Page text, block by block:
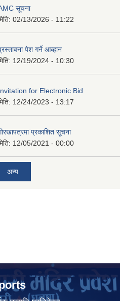
सूचना
02/13/2026 - 11:22
पेश गर्ने आव्हान
12/19/2024 - 10:30
for Electronic Bid
12/24/2023 - 13:17
प्रकाशित सूचना
12/05/2021 - 00:00
अन्य